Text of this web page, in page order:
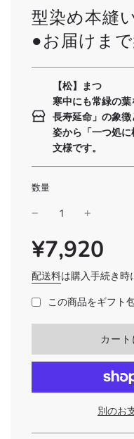
型染め本縫
●お届けま
【松】まつ
寒中にも常緑の葉
長寿延命」の象
姿から「一つ処
文様です。
数量
SALE
PRICE
通
常
価
格
¥7,920
配送料は購入手続き時
この商品をギフト
読
込
み
中
.
.
.
カート
別のお